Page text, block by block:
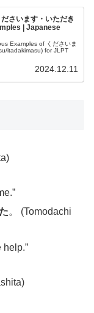
さいます・いただき
| Japanese
Examples of くださいま
itadakimasu) for JLPT
2024.12.11
。 (Tomodachi
help.”